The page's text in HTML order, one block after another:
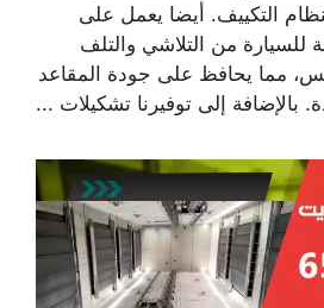
التكييف. أيضا يعمل على
للسيارة من التلاشي والتلف
مما يحافظ على جودة المقاعد
بالإضافة إلى توفيرنا تشكيلات ...